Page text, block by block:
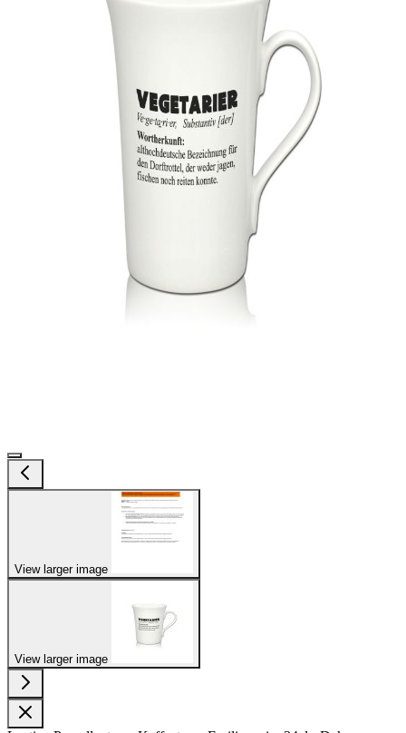
View larger image
View larger image